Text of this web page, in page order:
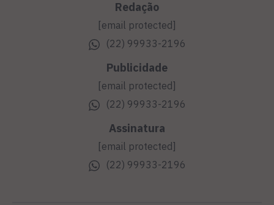
Redação
[email protected]
(22) 99933-2196
Publicidade
[email protected]
(22) 99933-2196
Assinatura
[email protected]
(22) 99933-2196